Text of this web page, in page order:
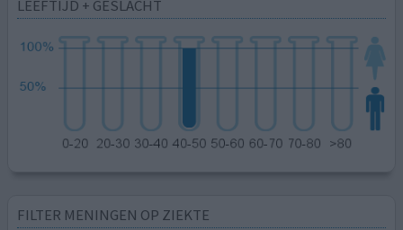
LEEFTIJD + GESLACHT
FILTER MENINGEN OP ZIEKTE